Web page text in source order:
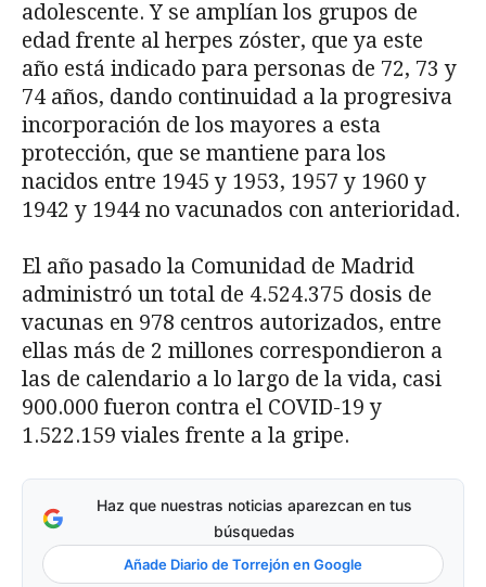
adolescente. Y se amplían los grupos de
edad frente al herpes zóster, que ya este
año está indicado para personas de 72, 73 y
74 años, dando continuidad a la progresiva
incorporación de los mayores a esta
protección, que se mantiene para los
nacidos entre 1945 y 1953, 1957 y 1960 y
1942 y 1944 no vacunados con anterioridad.
El año pasado la Comunidad de Madrid
administró un total de 4.524.375 dosis de
vacunas en 978 centros autorizados, entre
ellas más de 2 millones correspondieron a
las de calendario a lo largo de la vida, casi
900.000 fueron contra el COVID-19 y
1.522.159 viales frente a la gripe.
Haz que nuestras noticias aparezcan en tus
búsquedas
Añade Diario de Torrejón en Google